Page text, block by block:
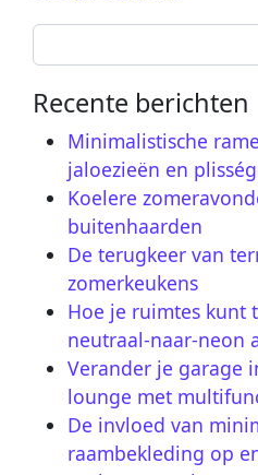
Search for:
Recente berichten
Minimalistische
jaloezieën en
Koelere
buitenhaarden
De terugkeer van
zomerkeukens
Hoe je ruimtes kunt
neutraal-naar-neon
Verander je garage
lounge met
De invloed van
raambekleding op